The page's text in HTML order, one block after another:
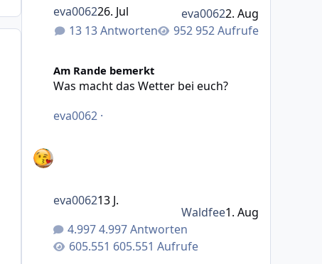
13 Antworten 952 Aufrufe
eva006226. Jul eva00622. Aug
Am Rande bemerkt
Was macht das Wetter bei euch?
eva0062 ·
4.997 Antworten
605.551 Aufrufe
eva006213 J.
Waldfee1. Aug